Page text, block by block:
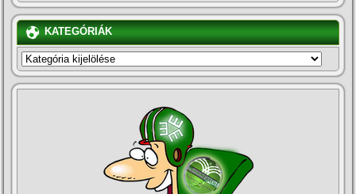
KATEGÓRIÁK
KATEGÓRIÁK